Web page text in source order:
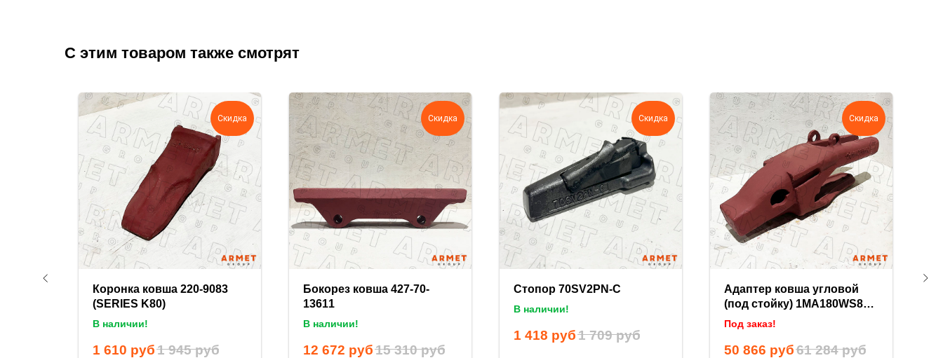
С этим товаром также смотрят
Скидка
Коронка ковша 220-9083
(SERIES K80)
В наличии!
1 610 руб1 945 руб
Скидка
Бокорез ковша 427-70-
13611
В наличии!
12 672 руб15 310 руб
Скидка
Стопор 70SV2PN-C
В наличии!
1 418 руб1 709 руб
Скидка
Адаптер ковша угловой
(под стойку) 1MA180WS80
(80 мм)
Под заказ!
50 866 руб61 284 руб